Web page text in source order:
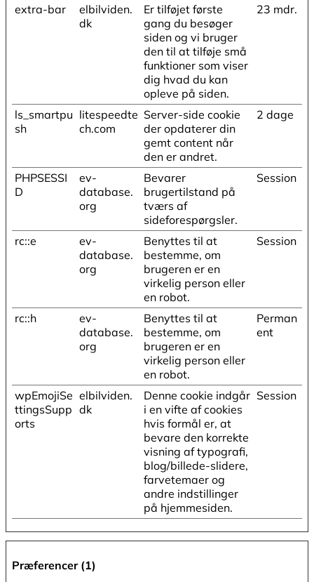
extra-bar
elbilviden.
dk
Er tilføjet første
gang du besøger
siden og vi bruger
den til at tilføje små
funktioner som viser
dig hvad du kan
opleve på siden.
23 mdr.
ls_smartpu
sh
litespeedte
ch.com
Server-side cookie
der opdaterer din
gemt content når
den er andret.
2 dage
PHPSESSI
D
ev-
database.
org
Bevarer
brugertilstand på
tværs af
sideforespørgsler.
Session
rc::e
ev-
database.
org
Benyttes til at
bestemme, om
brugeren er en
virkelig person eller
en robot.
Session
rc::h
ev-
database.
org
Benyttes til at
bestemme, om
brugeren er en
virkelig person eller
en robot.
Perman
ent
wpEmojiSe
ttingsSupp
orts
elbilviden.
dk
Denne cookie indgår
i en vifte af cookies
hvis formål er, at
bevare den korrekte
visning af typografi,
blog/billede-slidere,
farvetemaer og
andre indstillinger
på hjemmesiden.
Session
Præferencer (1)